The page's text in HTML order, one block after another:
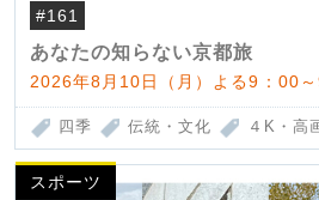
#161
あなたの知らない京都旅
2026年8月10日（月）よる9：00
四季 伝統・文化 ４K・高
スポーツ